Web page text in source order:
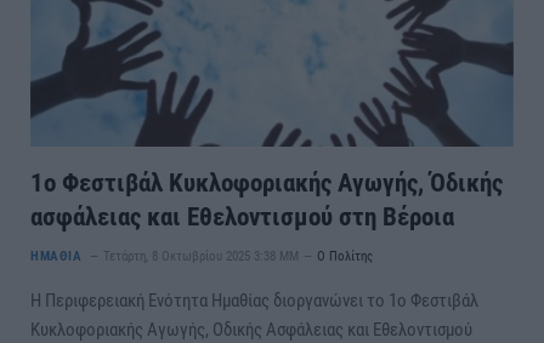
1ο Φεστιβάλ Κυκλοφοριακής Αγωγής, Όδικής
ασφάλειας και Εθελοντισμού στη Βέροια
ΗΜΑΘΙΑ Τετάρτη, 8 Οκτωβρίου 2025 3:38 ΜΜ Ο Πολίτης
Η Περιφερειακή Ενότητα Ημαθίας διοργανώνει το 1ο Φεστιβάλ
Κυκλοφοριακής Αγωγής, Οδικής Ασφάλειας και Εθελοντισμού